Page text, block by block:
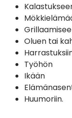
Oluen tai
Työhön
Ikään
Huumoriin.